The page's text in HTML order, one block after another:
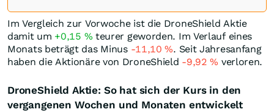
Im Vergleich zur Vorwoche ist die DroneShield Aktie
damit um +0,15 % teurer geworden. Im Verlauf eines
Monats beträgt das Minus -11,10%. Seit Jahresanfang
haben die Aktionäre von DroneShield -9,92% verloren.
DroneShield Aktie: So hat sich der Kurs in den
vergangenen Wochen und Monaten entwickelt